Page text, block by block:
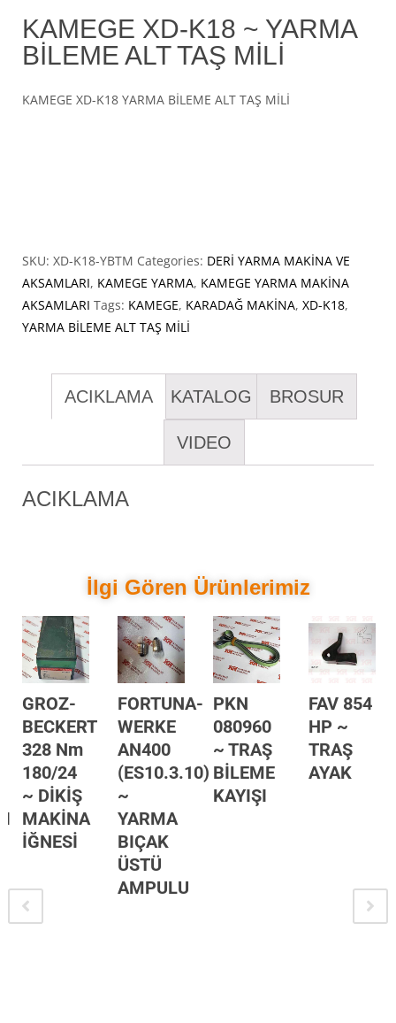
KAMEGE XD-K18 ~ YARMA
BİLEME ALT TAŞ MİLİ
KAMEGE XD-K18 YARMA BİLEME ALT TAŞ MİLİ
SKU: XD-K18-YBTM Categories: DERİ YARMA MAKİNA VE
AKSAMLARI, KAMEGE YARMA, KAMEGE YARMA MAKİNA
AKSAMLARI Tags: KAMEGE, KARADAĞ MAKİNA, XD-K18,
YARMA BİLEME ALT TAŞ MİLİ
ACIKLAMA KATALOG BROSUR
VIDEO
ACIKLAMA
İlgi Gören Ürünlerimiz
GROZ-
BECKERT
328 Nm
180/24
~ DİKİŞ
MAKİNA
İĞNESİ
FORTUNA-
WERKE
AN400
(ES10.3.10)
~
YARMA
BIÇAK
ÜSTÜ
AMPULU
PKN
080960
~ TRAŞ
BİLEME
KAYIŞI
FAV 854
HP ~
TRAŞ
AYAK